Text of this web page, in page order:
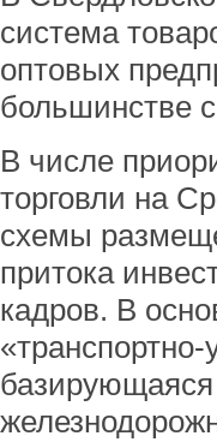
система
оптовых
большинстве
В числе
торговли на
схемы
притока
кадров. В